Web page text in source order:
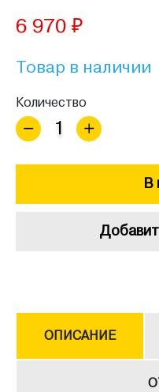
6 970 ₽
Товар в наличии
Количество
В
ОПИСАНИЕ